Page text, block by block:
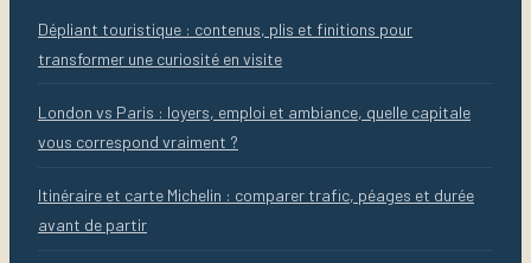
Dépliant touristique : contenus, plis et finitions pour
transformer une curiosité en visite
London vs Paris : loyers, emploi et ambiance, quelle capitale
vous correspond vraiment ?
Itinéraire et carte Michelin : comparer trafic, péages et durée
avant de partir